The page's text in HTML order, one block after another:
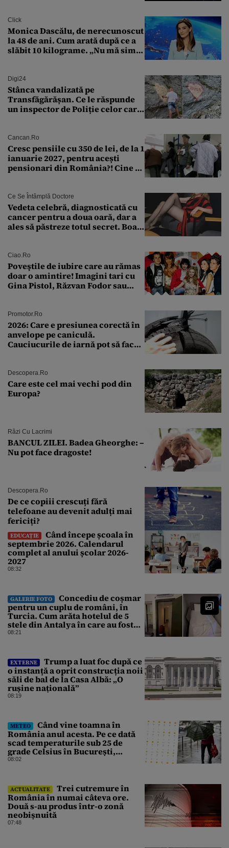
Click
Monica Dascălu, de nerecunoscut
la 48 de ani. Cum arată după ce a
slăbit 10 kilograme. „Nu mă simt
Digi24
Stânca vandalizată pe
Transfăgărășan. Ce le răspunde
un inspector de Poliție celor care
Cancan.ro
Cresc pensiile cu 350 de lei, de la 1
ianuarie 2027, pentru acești
pensionari din România?! Cine se
Ce Se Întâmplă Doctore
Vedeta celebră, diagnosticată cu
cancer pentru a doua oară, dar a
ales să păstreze totul secret. Boala
Ciao.ro
Poveştile de iubire care au rămas
doar o amintire! Imagini tari cu
Gina Pistol, Răzvan Fodor sau
Promotor.ro
2026: Care e presiunea corectă în
anvelope pe caniculă.
Cauciucurile de iarnă pot să facă
Descopera.ro
Care este cel mai vechi pod din
Europa?
Râzi Cu Lacrimi
BANCUL ZILEI. Badea Gheorghe: –
Nu pot face dragoste!
Descopera.ro
De ce copiii crescuți fără
telefoane au devenit adulți mai
fericiți?
EDUCAȚIE
Când începe școala în
septembrie 2026. Calendarul
complet al anului școlar 2026-
2027
08:32
GALERIE FOTO
Concediu de coșmar
pentru un cuplu de români, în
Turcia. Cum arăta hotelul de 5
stele din Antalya în care au fost
cazați
08:21
EXTERNE
Trump a luat foc după ce
o instanță a oprit construcția noii
săli de bal de la Casa Albă: „O
rușine națională”
08:19
METEO
Când vine toamna în
România anul acesta. Pe ce dată
scad temperaturile sub 25 de
grade Celsius în București,
potrivit meteorologilor
08:02
ACTUALITATE
Trei cutremure în
România în numai câteva ore.
Două s-au produs într-o zonă
neobișnuită
07:48